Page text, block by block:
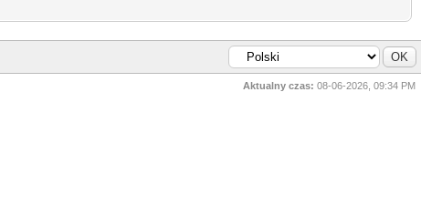
Aktualny czas: 08-06-2026, 09:34 PM